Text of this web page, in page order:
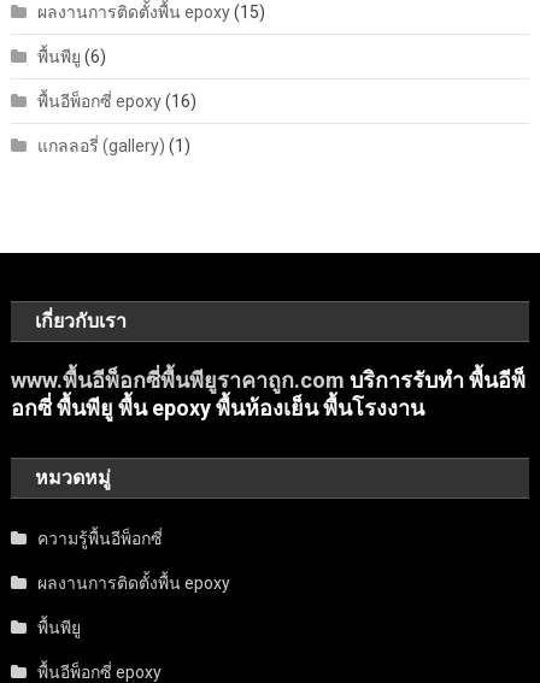
ผลงานการติดตั้งพื้น epoxy(15)
พื้นพียู (6)
พื้นอีพ็อกซี่ epoxy(16)
แกลลอรี่ (gallery) (1)
เกี่ยวกับเรา
www.พื้นอีพ็อกซี่พื้นพียูราคาถูก.com บริการรับทำ พื้นอีพ็
อกซี่ พื้นพียู พื้น epoxy พื้นห้องเย็น พื้นโรงงาน
หมวดหมู่
ความรู้พื้นอีพ็อกซี่
ผลงานการติดตั้งพื้น epoxy
พื้นพียู
พื้นอีพ็อกซี่ epoxy